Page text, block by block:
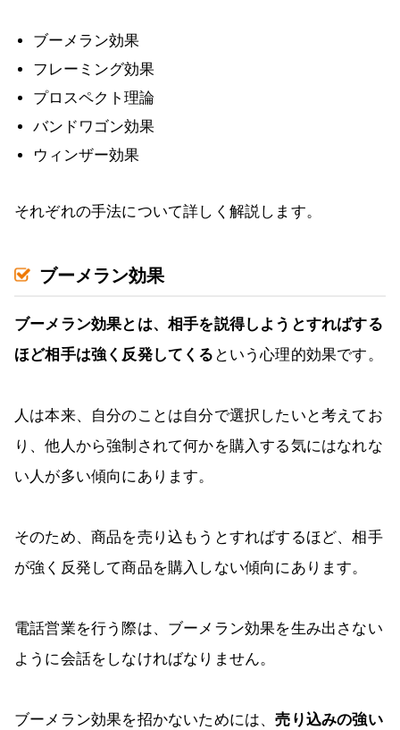
ブーメラン効果
フレーミング効果
プロスペクト理論
バンドワゴン効果
ウィンザー効果
それぞれの手法について詳しく解説します。
ブーメラン効果
ブーメラン効果とは、相手を説得しようとすればする
ほど相手は強く反発してくる という心理的効果です。
人は本来、自分のことは自分で選択したいと考えてお
り、他人から強制されて何かを購入する気にはなれな
い人が多い傾向にあります。
そのため、商品を売り込もうとすればするほど、相手
が強く反発して商品を購入しない傾向にあります。
電話営業を行う際は、ブーメラン効果を生み出さない
ように会話をしなければなりません。
ブーメラン効果を招かないためには、売り込みの強い